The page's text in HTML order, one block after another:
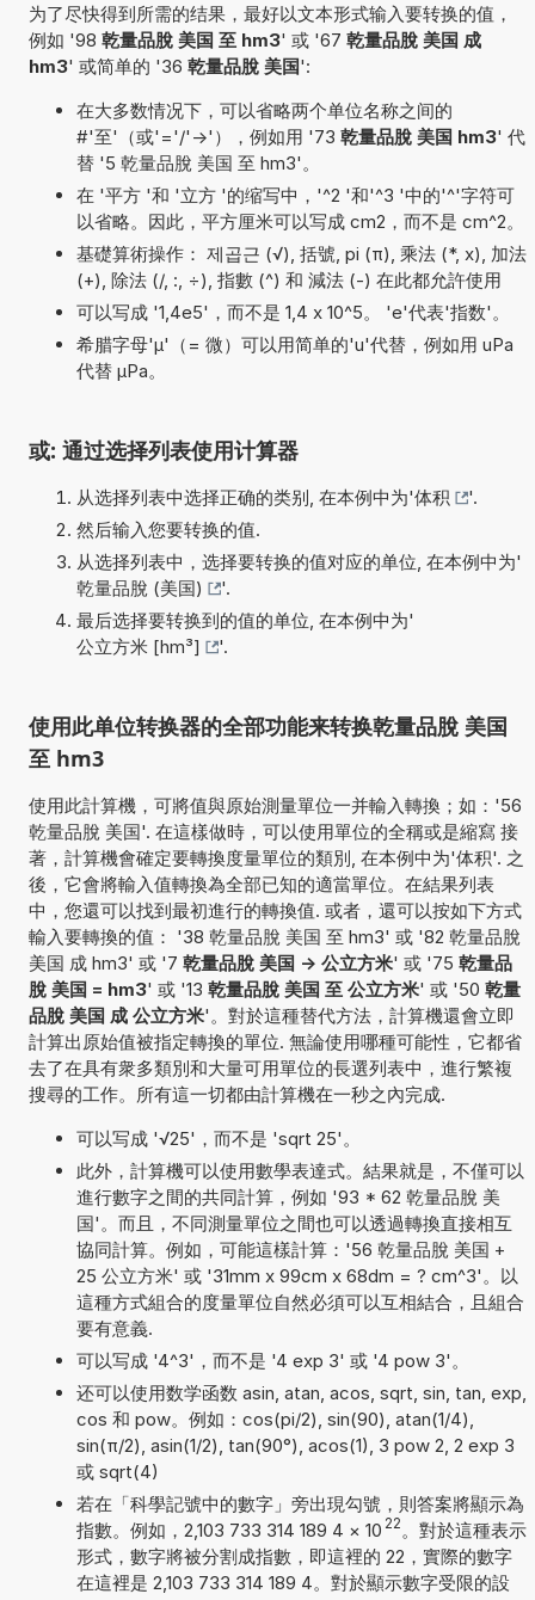
为了尽快得到所需的结果，最好以文本形式输入要转换的值，
例如 '98 乾量品脫 美国 至 hm3' 或 '67 乾量品脫 美国 成
hm3' 或简单的 '36 乾量品脫 美国':
在大多数情况下，可以省略两个单位名称之间的
#'至'（或'='/'->'），例如用 '73 乾量品脫 美国 hm3' 代
替 '5 乾量品脫 美国 至 hm3'。
在 '平方 '和 '立方 '的缩写中，'^2 '和'^3 '中的'^'字符可
以省略。因此，平方厘米可以写成 cm2，而不是 cm^2。
基礎算術操作： 제곱근 (√), 括號, pi (π), 乘法 (*, x), 加法
(+), 除法 (/, :, ÷), 指數 (^) 和 減法 (-) 在此都允許使用
可以写成 '1,4e5'，而不是 1,4 x 10^5。 'e'代表'指数'。
希腊字母'µ'（= 微）可以用简单的'u'代替，例如用 uPa
代替 µPa。
或: 通过选择列表使用计算器
从选择列表中选择正确的类别, 在本例中为'体积
'.
然后输入您要转换的值.
从选择列表中，选择要转换的值对应的单位, 在本例中为'
乾量品脫 (美国)
'.
最后选择要转换到的值的单位, 在本例中为'
公立方米 [hm³]
'.
使用此单位转换器的全部功能来转换乾量品脫 美国
至 hm3
使用此計算機，可將值與原始測量單位一并輸入轉換；如：'56
乾量品脫 美国'. 在這樣做時，可以使用單位的全稱或是縮寫 接
著，計算機會確定要轉換度量單位的類別, 在本例中为'体积'. 之
後，它會將輸入值轉換為全部已知的適當單位。在結果列表
中，您還可以找到最初進行的轉換值. 或者，還可以按如下方式
輸入要轉換的值： '38 乾量品脫 美国 至 hm3' 或 '82 乾量品脫
美国 成 hm3' 或 '7 乾量品脫 美国 -> 公立方米' 或 '75 乾量品
脫 美国 = hm3' 或 '13 乾量品脫 美国 至 公立方米' 或 '50 乾量
品脫 美国 成 公立方米'。對於這種替代方法，計算機還會立即
計算出原始值被指定轉換的單位. 無論使用哪種可能性，它都省
去了在具有衆多類別和大量可用單位的長選列表中，進行繁複
搜尋的工作。所有這一切都由計算機在一秒之內完成.
可以写成 '√25'，而不是 'sqrt 25'。
此外，計算機可以使用數學表達式。結果就是，不僅可以
進行數字之間的共同計算，例如 '93 * 62 乾量品脫 美
国'。而且，不同測量單位之間也可以透過轉換直接相互
協同計算。例如，可能這樣計算：'56 乾量品脫 美国 +
25 公立方米' 或 '31mm x 99cm x 68dm = ? cm^3'。以
這種方式組合的度量單位自然必須可以互相結合，且組合
要有意義.
可以写成 '4^3'，而不是 '4 exp 3' 或 '4 pow 3'。
还可以使用数学函数 asin, atan, acos, sqrt, sin, tan, exp,
cos 和 pow。例如：cos(pi/2), sin(90), atan(1/4),
sin(π/2), asin(1/2), tan(90°), acos(1), 3 pow 2, 2 exp 3
或 sqrt(4)
若在「科學記號中的數字」旁出現勾號，則答案將顯示為
指數。例如，2,103 733 314 189 4 × 10 22 。對於這種表示
形式，數字將被分割成指數，即這裡的 22，實際的數字
在這裡是 2,103 733 314 189 4。對於顯示數字受限的設